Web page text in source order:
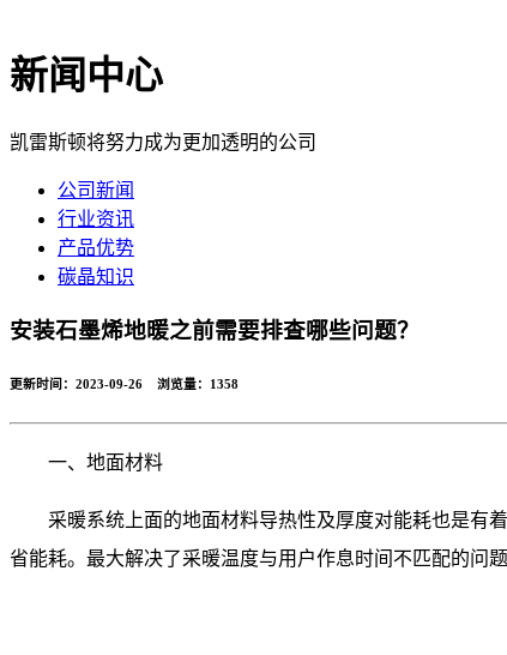
新闻中心
凯雷斯顿将努力成为更加透明的公司
公司新闻
行业资讯
产品优势
碳晶知识
安装石墨烯地暖之前需要排查哪些问题？
更新时间：2023-09-26 浏览量： 1358
一、地面材料
采暖系统上面的地面材料导热性及厚度对能耗也是有
省能耗。最大解决了采暖温度与用户作息时间不匹配的问题